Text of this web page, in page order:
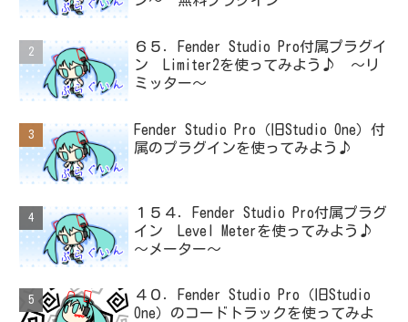
６５．Fender Studio Pro付属プラグイ
ン Limiter2を使ってみよう♪ ～リ
ミッター～
Fender Studio Pro（旧Studio One）付
属のプラグインを使ってみよう♪
１５４．Fender Studio Pro付属プラグ
イン Level Meterを使ってみよう♪
～メーター～
４０．Fender Studio Pro（旧Studio
One）のコードトラックを使ってみよ